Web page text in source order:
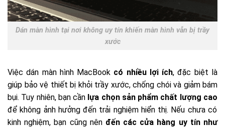
Dán màn hình tại nơi không uy tín khiến màn hình vẫn bị trầy
xước
Việc dán màn hình MacBook có nhiều lợi ích, đặc biệt là
giúp bảo vệ thiết bị khỏi trầy xước, chống chói và giảm bám
bụi. Tuy nhiên, bạn cần lựa chọn sản phẩm chất lượng cao
để không ảnh hưởng đến trải nghiệm hiển thị. Nếu chưa có
kinh nghiệm, bạn cũng nên đến các cửa hàng uy tín như